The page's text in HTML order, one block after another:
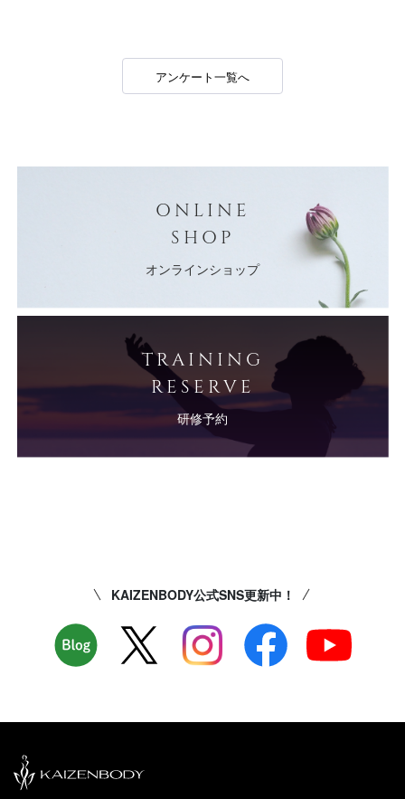
アンケート一覧へ
ONLINE
SHOP
オンラインショップ
TRAINING
RESERVE
研修予約
KAIZENBODY公式SNS更新中！